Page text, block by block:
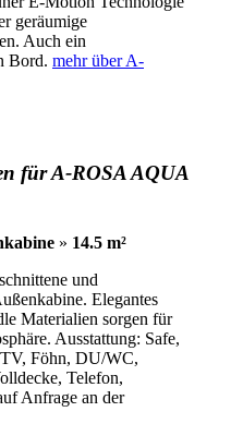
geräumige
Auch ein
Bord. mehr über A-
für A-ROSA AQUA
» 14.5 m²
und
Elegantes
Materialien sorgen für
Ausstattung: Safe,
Föhn, DU/WC,
Telefon,
Anfrage an der